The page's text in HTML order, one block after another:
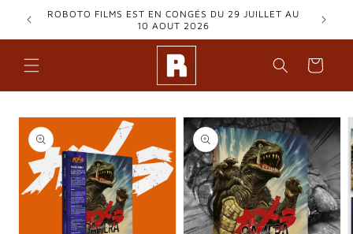
passerROBOTO FILMS EST EN CONGÉS DU 29 JUILLET AU
10 AOUT 2026
Panier
Passer aux
informations
produits